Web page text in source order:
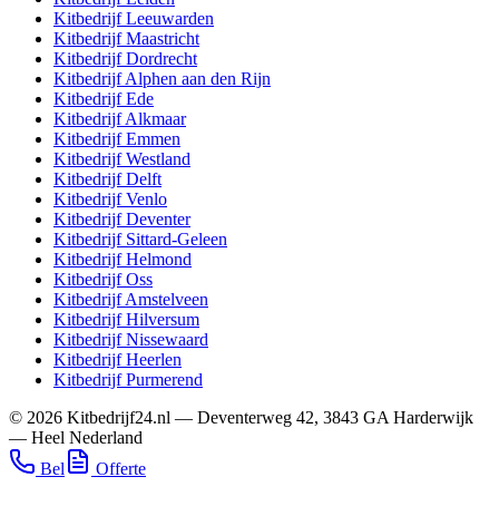
KitbedrijfLeeuwarden
KitbedrijfMaastricht
KitbedrijfDordrecht
KitbedrijfAlphen aan den Rijn
KitbedrijfEde
KitbedrijfAlkmaar
KitbedrijfEmmen
KitbedrijfWestland
KitbedrijfDelft
KitbedrijfVenlo
KitbedrijfDeventer
Kitbedrijf Sittard-Geleen
KitbedrijfHelmond
KitbedrijfOss
KitbedrijfAmstelveen
KitbedrijfHilversum
KitbedrijfNissewaard
KitbedrijfHeerlen
KitbedrijfPurmerend
© 2026 Kitbedrijf24.nl — Deventerweg 42, 3843 GA Harderwijk
— Heel Nederland
Bel
Offerte